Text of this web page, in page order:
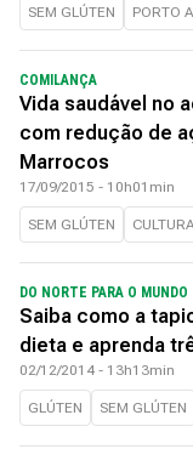
SEM GLÚTEN PORTO
COMILANÇA
Vida saudável no
com redução de
Marrocos
17/09/2015 - 10h01min
SEM GLÚTEN
DO NORTE PARA O MUNDO
Saiba como a
dieta e aprenda
02/12/2014 - 13h13min
GLÚTEN SEM GLÚTEN